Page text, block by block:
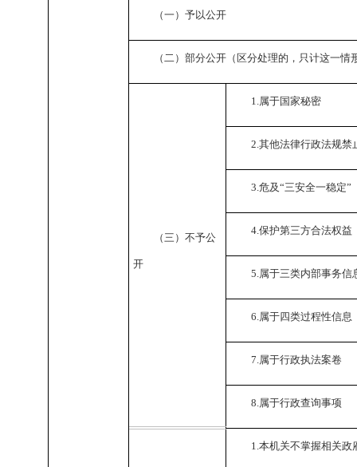
（一）予以公开
（二）部分公开（区分处理的，只计这一情
（三）不予公
开
1. 属于国家秘密
2. 其他法律行政法规禁
3. 危及“三安全一稳定”
4. 保护第三方合法权益
5. 属于三类内部事务信
6. 属于四类过程性信息
7. 属于行政执法案卷
8. 属于行政查询事项
1. 本机关不掌握相关政